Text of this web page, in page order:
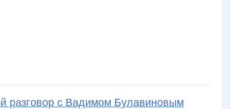
разговор с Вадимом Булавиновым